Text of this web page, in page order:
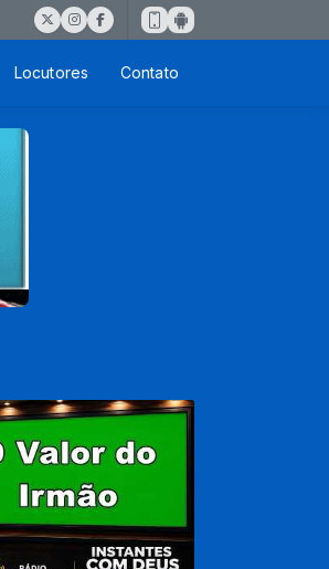
Igreja
Locutores Contato